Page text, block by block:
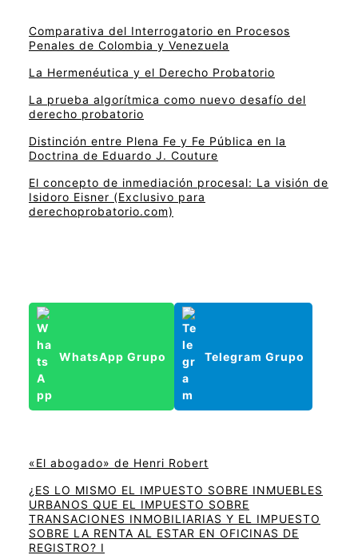
Comparativa del Interrogatorio en Procesos
Penales de Colombia y Venezuela
La Hermenéutica y el Derecho Probatorio
La prueba algorítmica como nuevo desafío del
derecho probatorio
Distinción entre Plena Fe y Fe Pública en la
Doctrina de Eduardo J. Couture
El concepto de inmediación procesal: La visión de
Isidoro Eisner (Exclusivo para
derechoprobatorio.com)
WhatsApp Grupo Telegram Grupo
«El abogado» de Henri Robert
¿ES LO MISMO EL IMPUESTO SOBRE INMUEBLES
URBANOS QUE EL IMPUESTO SOBRE
TRANSACIONES INMOBILIARIAS Y EL IMPUESTO
SOBRE LA RENTA AL ESTAR EN OFICINAS DE
REGISTRO? I